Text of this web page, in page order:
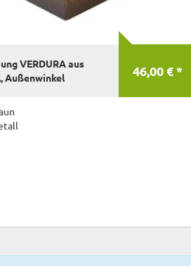
46,00 € *
VERDURA aus
Außenwinkel